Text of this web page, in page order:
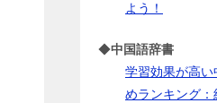
よう！
◆中国語辞書
学習効果が高
めランキング